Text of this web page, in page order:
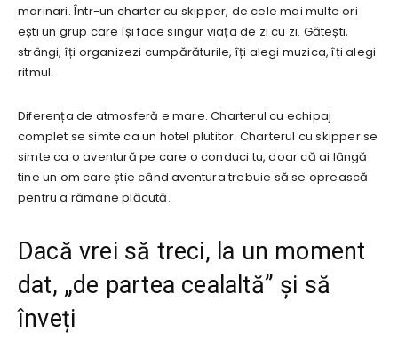
marinari. Într-un charter cu skipper, de cele mai multe ori
ești un grup care își face singur viața de zi cu zi. Gătești,
strângi, îți organizezi cumpărăturile, îți alegi muzica, îți alegi
ritmul.
Diferența de atmosferă e mare. Charterul cu echipaj
complet se simte ca un hotel plutitor. Charterul cu skipper se
simte ca o aventură pe care o conduci tu, doar că ai lângă
tine un om care știe când aventura trebuie să se oprească
pentru a rămâne plăcută.
Dacă vrei să treci, la un moment
dat, „de partea cealaltă” și să
înveți